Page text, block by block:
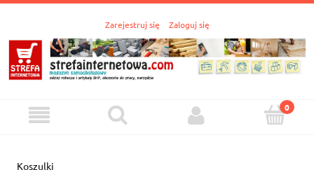
Zarejestruj się Zaloguj się
Koszulki